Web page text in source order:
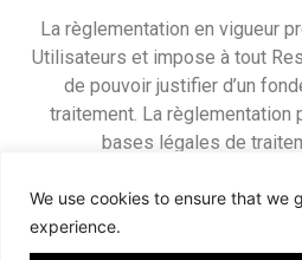
We use cookies to ensure that we
experience.
La règlementation en vigueur
Utilisateurs et impose à tout
de pouvoir justifier d’un
traitement. La règlementation
bases légales de
– L’exécution
– Le respect d’une